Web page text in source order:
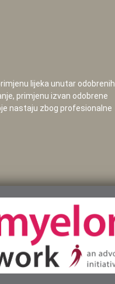
lijeka unutar odobrenih
primjenu izvan odobrene
nastaju zbog profesionalne